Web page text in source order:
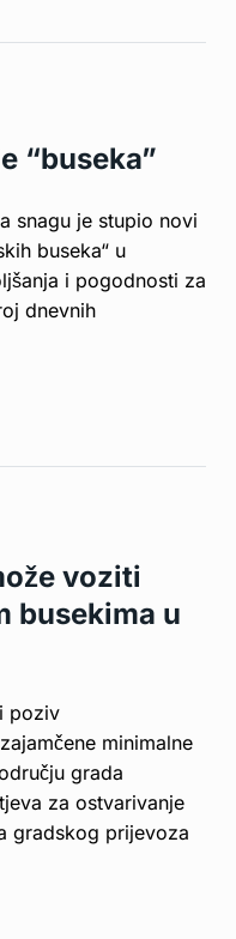
“buseka”
snagu je stupio novi
buseka“ u
i pogodnosti za
dnevnih
voziti
busekima u
poziv
minimalne
grada
za ostvarivanje
gradskog prijevoza